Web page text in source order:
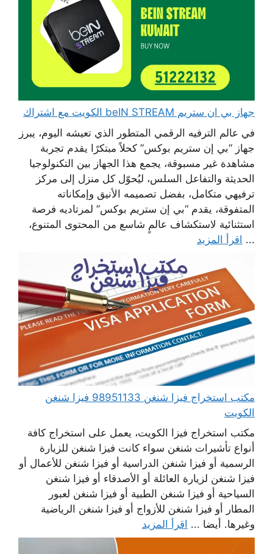
جهاز بي ان ستريم beIN STREAM الكويت مع اشتراك
في عالم الترفيه الرقمي المتطور الذي تعيشه اليوم، يبرز
جهاز “بي إن ستريم بوكس” كحلاً مبتكرًا يقدم تجربة
مشاهدة غير مسبوقة، يجمع هذا الجهاز بين التكنولوجيا
الحديثة والتفاعل السلس، ليُحوّل كل منزل إلى مركز
ترفيهي متكامل، بفضل تصميمه الأنيق وإمكاناته
المتفوقة، يقدم “بي إن ستريم بوكس” لمرتاديه فرصة
استثنائية لاستكشاف عالمٍ شاسع من المحتوى المتنوع،
... اقرأ المزيد
مكتب استخراج فيزا شنغن 98951133 فيزا شنغن
الكويت
مكتب استخراج فيزا الكويت، يعمل على استخراج كافة
أنواع تأشيرات شنغن سواء كانت فيزا شنغن للزيارة
الرسمية أو فيزا شنغن الدراسية أو فيزا شنغن للأعمال أو
فيزا شنغن لزيارة العائلة أو الأصدقاء أو فيزا شنغن
السياحية أو فيزا شنغن الطبية أو فيزا شنغن لعبور
المطار أو فيزا شنغن للأزواج أو فيزا شنغن الرياضية
وغيرها. أيضا ... اقرأ المزيد